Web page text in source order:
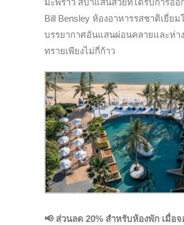
มะพร้าว สปาแสนสวยที่ได้รับการอ
Bill Bensley ห้องอาหารรสชาติเยี่ยม
บรรยากาศอันแสนผ่อนคลายและห่า
ทรายเพียงไม่กี่ก้าว
📢 ส่วนลด 20% สำหรับห้องพัก เมื่อจ